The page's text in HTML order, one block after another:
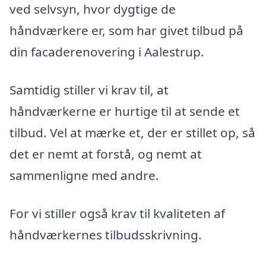
ved selvsyn, hvor dygtige de
håndværkere er, som har givet tilbud på
din facaderenovering i Aalestrup.
Samtidig stiller vi krav til, at
håndværkerne er hurtige til at sende et
tilbud. Vel at mærke et, der er stillet op, så
det er nemt at forstå, og nemt at
sammenligne med andre.
For vi stiller også krav til kvaliteten af
håndværkernes tilbudsskrivning.